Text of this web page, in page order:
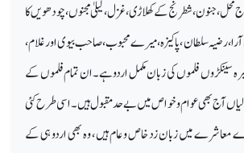
محل، جنون، شطرنج کے کھلاڑی، غزل، لیلیٰ مجنوں، چودھویں کا
آرا، رضیہ سلطان ، پاکیزہ، میرے محبوب، صاحب بیوی اور غلام،
سینکڑوں فلموں کی زبان مکمل اردو ہے۔ان تمام فلموں کے
آج بھی عوام و خواص میں بے حد مقبول ہیں۔ اسی طرح کئی
معاشرے میں زبان زد خاص و عام ہیں ، وہ بھی اردو ہی کے